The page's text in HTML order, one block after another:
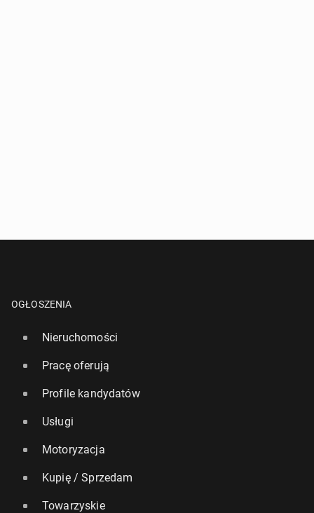
OGŁOSZENIA
Nieruchomości
Pracę oferują
Profile kandydatów
Usługi
Motoryzacja
Kupię / Sprzedam
Towarzyskie